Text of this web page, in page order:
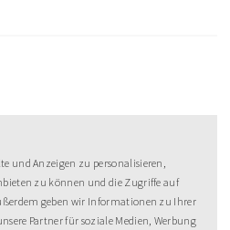
und Anzeigen zu personalisieren,
zu können und die Zugriffe auf
geben wir Informationen zu Ihrer
Partner für soziale Medien, Werbung